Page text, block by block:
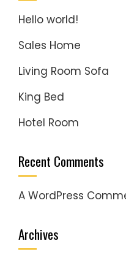
Hello world!
Sales Home
Living Room Sofa
King Bed
Hotel Room
Recent Comments
A WordPress
Archives